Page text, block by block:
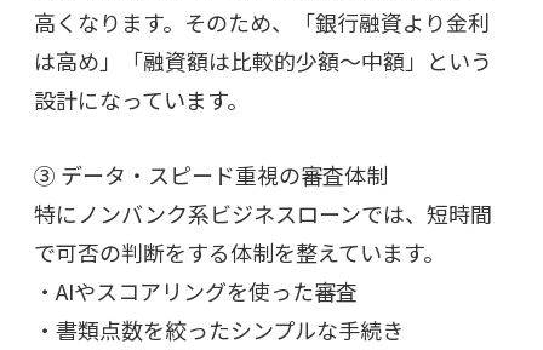
高くなります。そのため、「銀行融資より金利
は高め」「融資額は比較的少額〜中額」という
設計になっています。
③ データ・スピード重視の審査体制
特にノンバンク系ビジネスローンでは、短時間
で可否の判断をする体制を整えています。
・AIやスコアリングを使った審査
・書類点数を絞ったシンプルな手続き